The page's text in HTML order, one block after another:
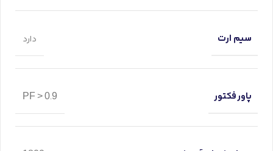
سیم ارت دارد
پاور فکتور PF > 0.9